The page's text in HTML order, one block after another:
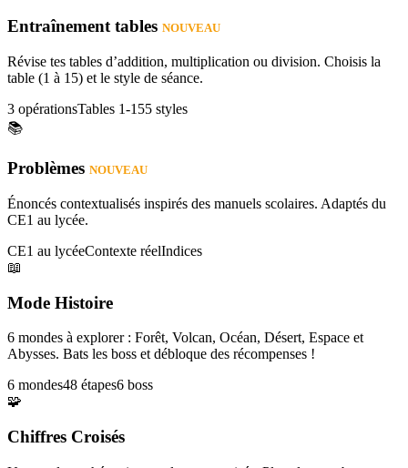
Entraînement tables NOUVEAU
Révise tes tables d’addition, multiplication ou division. Choisis la
table (1 à 15) et le style de séance.
3 opérationsTables 1-155 styles
📚
Problèmes NOUVEAU
Énoncés contextualisés inspirés des manuels scolaires. Adaptés du
CE1 au lycée.
CE1 au lycéeContexte réelIndices
📖
Mode Histoire
6 mondes à explorer : Forêt, Volcan, Océan, Désert, Espace et
Abysses. Bats les boss et débloque des récompenses !
6 mondes48 étapes6 boss
🧩
Chiffres Croisés